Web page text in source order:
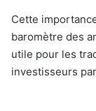
Cette
baromètre des
utile pour les
investisseurs